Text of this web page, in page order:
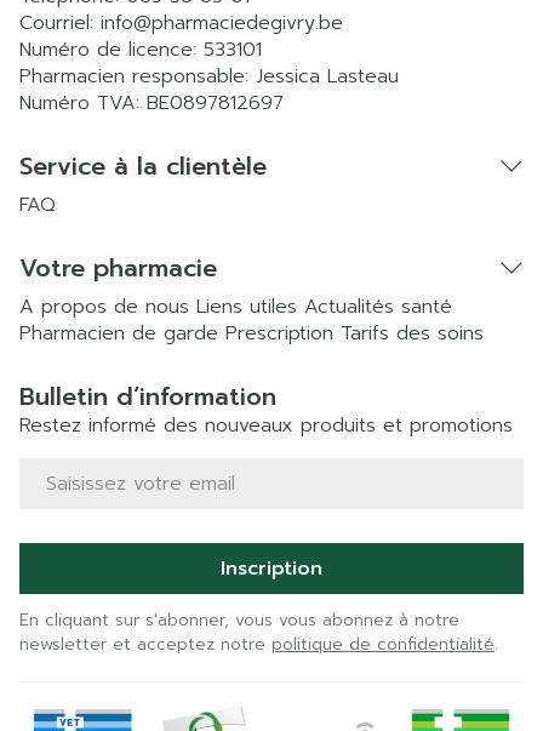
Courriel: info@pharmaciedegivry.be
Numéro de licence: 533101
Pharmacien responsable: Jessica Lasteau
Numéro TVA: BE0897812697
Service à la clientèle
FAQ
Votre pharmacie
A propos de nous Liens utiles Actualités santé
Pharmacien de garde Prescription Tarifs des soins
Bulletin d’information
Restez informé des nouveaux produits et promotions
Adresse mail
Inscription
En cliquant sur s'abonner, vous vous abonnez à notre
newsletter et acceptez notre politique de confidentialité.